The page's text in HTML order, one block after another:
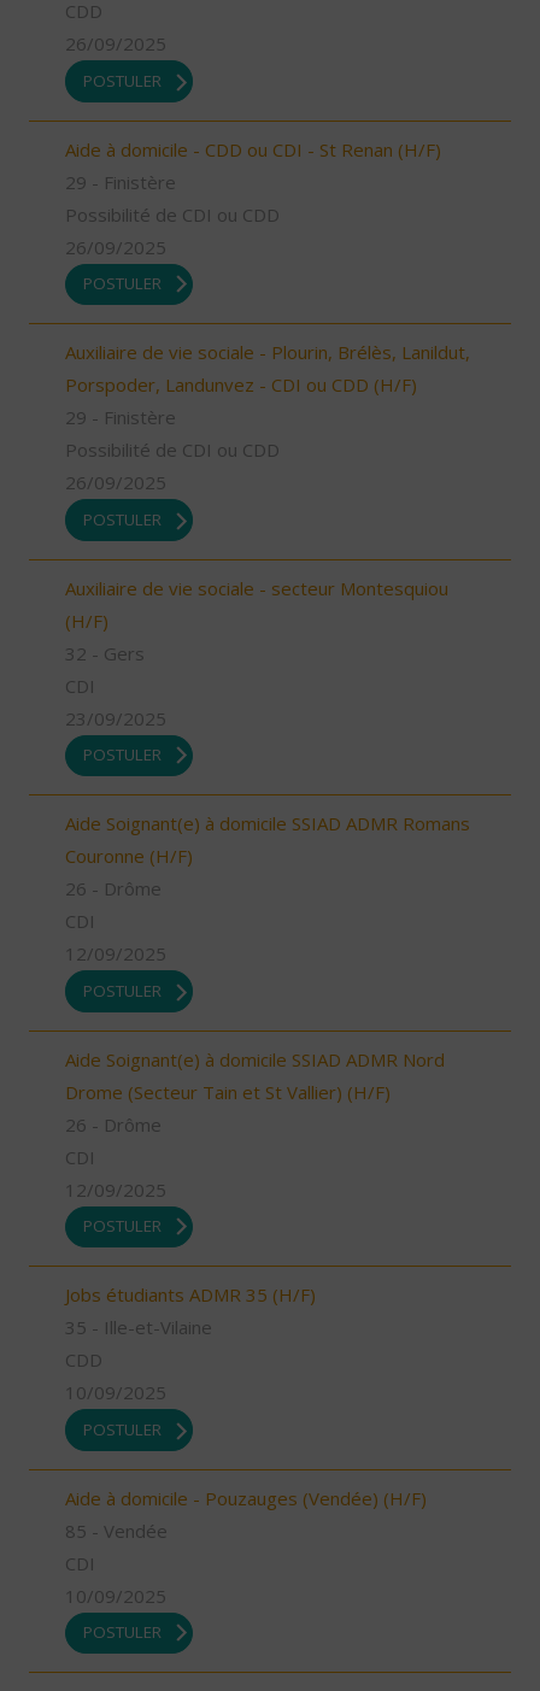
CDD
26/09/2025
POSTULER
Aide à domicile - CDD ou CDI - St Renan (H/F)
29 - Finistère
Possibilité de CDI ou CDD
26/09/2025
POSTULER
Auxiliaire de vie sociale - Plourin, Brélès, Lanildut,
Porspoder, Landunvez - CDI ou CDD (H/F)
29 - Finistère
Possibilité de CDI ou CDD
26/09/2025
POSTULER
Auxiliaire de vie sociale - secteur Montesquiou
(H/F)
32 - Gers
CDI
23/09/2025
POSTULER
Aide Soignant(e) à domicile SSIAD ADMR Romans
Couronne (H/F)
26 - Drôme
CDI
12/09/2025
POSTULER
Aide Soignant(e) à domicile SSIAD ADMR Nord
Drome (Secteur Tain et St Vallier) (H/F)
26 - Drôme
CDI
12/09/2025
POSTULER
Jobs étudiants ADMR 35 (H/F)
35 - Ille-et-Vilaine
CDD
10/09/2025
POSTULER
Aide à domicile - Pouzauges (Vendée) (H/F)
85 - Vendée
CDI
10/09/2025
POSTULER